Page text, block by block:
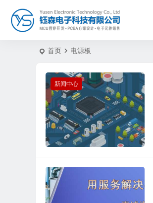
首页 电源板
新闻中心